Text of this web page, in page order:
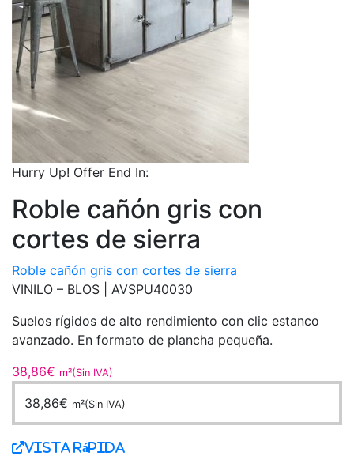
Hurry Up! Offer End In:
Roble cañón gris con
cortes de sierra
Roble cañón gris con cortes de sierra
VINILO – BLOS |
AVSPU40030
Suelos rígidos de alto rendimiento con clic estanco
avanzado. En formato de plancha pequeña.
38,86€ m²(Sin IVA)
38,86€ m²(Sin IVA)
Vista Rápida